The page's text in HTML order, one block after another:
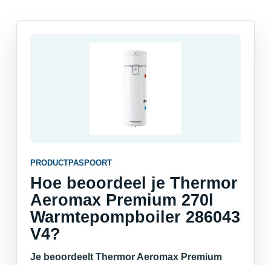
PRODUCTPASPOORT
Hoe beoordeel je Thermor
Aeromax Premium 270l
Warmtepompboiler 286043
V4?
Je beoordeelt Thermor Aeromax Premium